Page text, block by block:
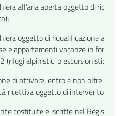
all’aria aperta oggetto di
oggetto di riqualificazione ai
e appartamenti vacanze in forma
(rifugi alpinistici o escursionistici)
di attivare, entro e non oltre la
ricettiva oggetto di intervento;
costituite e iscritte nel Registro